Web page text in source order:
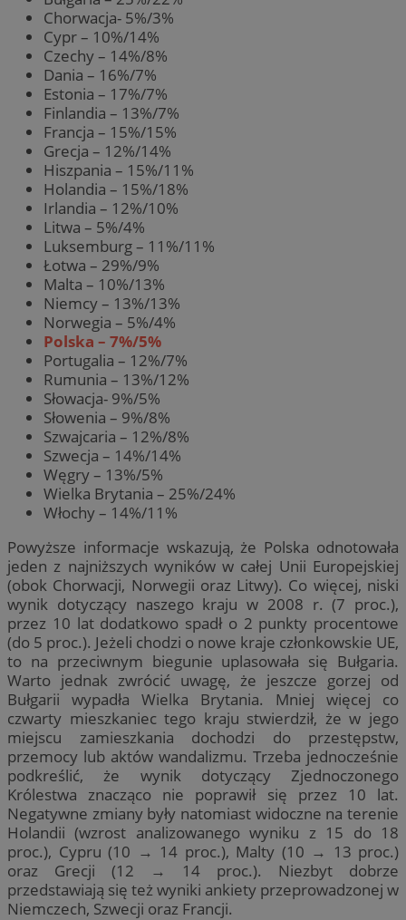
Chorwacja- 5%/3%
Cypr – 10%/14%
Czechy – 14%/8%
Dania – 16%/7%
Estonia – 17%/7%
Finlandia – 13%/7%
Francja – 15%/15%
Grecja – 12%/14%
Hiszpania – 15%/11%
Holandia – 15%/18%
Irlandia – 12%/10%
Litwa – 5%/4%
Luksemburg – 11%/11%
Łotwa – 29%/9%
Malta – 10%/13%
Niemcy – 13%/13%
Norwegia – 5%/4%
Polska – 7%/5%
Portugalia – 12%/7%
Rumunia – 13%/12%
Słowacja- 9%/5%
Słowenia – 9%/8%
Szwajcaria – 12%/8%
Szwecja – 14%/14%
Węgry – 13%/5%
Wielka Brytania – 25%/24%
Włochy – 14%/11%
Powyższe informacje wskazują, że Polska odnotowała
jeden z najniższych wyników w całej Unii Europejskiej
(obok Chorwacji, Norwegii oraz Litwy). Co więcej, niski
wynik dotyczący naszego kraju w 2008 r. (7 proc.),
przez 10 lat dodatkowo spadł o 2 punkty procentowe
(do 5 proc.). Jeżeli chodzi o nowe kraje członkowskie UE,
to na przeciwnym biegunie uplasowała się Bułgaria.
Warto jednak zwrócić uwagę, że jeszcze gorzej od
Bułgarii wypadła Wielka Brytania. Mniej więcej co
czwarty mieszkaniec tego kraju stwierdził, że w jego
miejscu zamieszkania dochodzi do przestępstw,
przemocy lub aktów wandalizmu. Trzeba jednocześnie
podkreślić, że wynik dotyczący Zjednoczonego
Królestwa znacząco nie poprawił się przez 10 lat.
Negatywne zmiany były natomiast widoczne na terenie
Holandii (wzrost analizowanego wyniku z 15 do 18
proc.), Cypru (10 → 14 proc.), Malty (10 → 13 proc.)
oraz Grecji (12 → 14 proc.). Niezbyt dobrze
przedstawiają się też wyniki ankiety przeprowadzonej w
Niemczech, Szwecji oraz Francji.